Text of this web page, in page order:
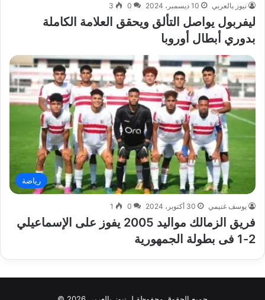
نيوز بالعربي 10 ديسمبر، 2024 0
3
ليفربول يواصل التألق ويحقق العلامة الكاملة
بدوري أبطال أوروبا
رياضة
يوسف غنيمي 30 أكتوبر، 2024 0
1
فريق الزمالك مواليد 2005 يفوز على الإسماعيلي
2-1 فى بطولة الجمهورية